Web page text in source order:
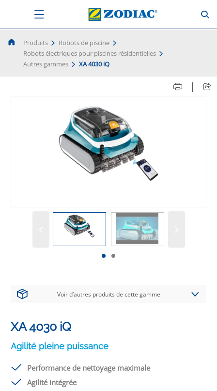
Produits
Robots de piscine
Robots électriques pour piscines résidentielles
Autres gammes
XA 4030 iQ
|
Voir d’autres produits de cette gamme
XA 4030 iQ
Agilité pleine puissance
Performance de nettoyage maximale
Agilité intégrée